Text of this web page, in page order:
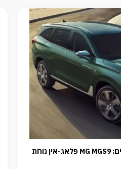
מהפכה בסגמנט 7 המושבים: MG MGS9 פלאג-אין נוחת